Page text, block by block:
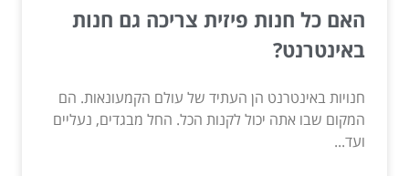
האם כל חנות פיזית צריכה גם חנות
באינטרנט?
חנויות באינטרנט הן העתיד של עולם הקמעונאות. הם
המקום שבו אתה יכול לקנות הכל. החל מבגדים, נעליים
ועד...